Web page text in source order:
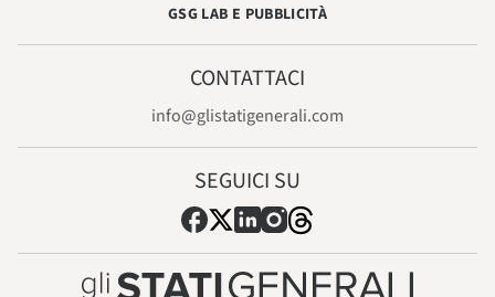
GSG LAB E PUBBLICITÀ
CONTATTACI
info@glistatigenerali.com
SEGUICI SU